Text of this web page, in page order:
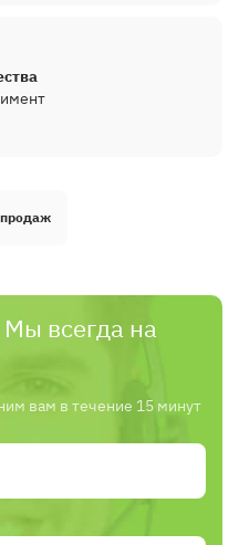
всегда на
вам в течение 15 минут